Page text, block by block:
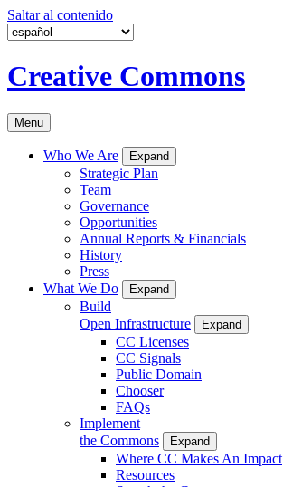
Saltar al contenido
Creative Commons
Menu
Who We Are Expand
Strategic Plan
Team
Governance
Opportunities
Annual Reports & Financials
History
Press
What We Do
Expand
Build
Open Infrastructure
Expand
CC Licenses
CC Signals
Public Domain
Chooser
FAQs
Implement
the Commons
Expand
Where CC Makes An Impact
Resources